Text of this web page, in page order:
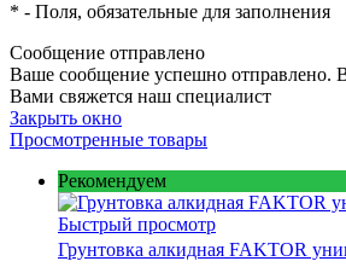
* - Поля, обязательные для заполнения
Сообщение отправлено
Ваше сообщение успешно отправлено.
Вами свяжется наш специалист
Закрыть окно
Просмотренные товары
Рекомендуем
Быстрый просмотр
Грунтовка алкидная FAKTOR